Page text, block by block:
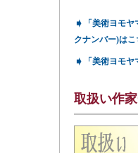
➧
「美術ヨモ
クナンバー)はこ
➧ 「美術ヨモ
取扱い作